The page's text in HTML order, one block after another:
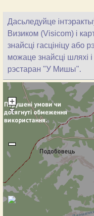
Дасьледуйце
Визиком (Visicom) і
знайсці гасцініцу
можаце знайсці шляхі
рэстаран "У Мишы".